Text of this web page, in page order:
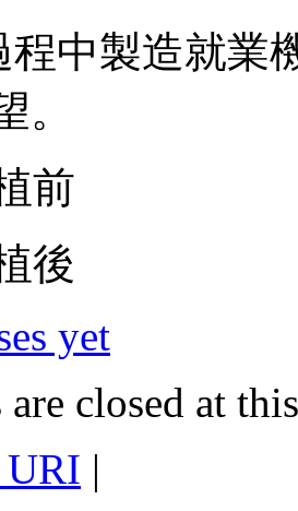
程中製造就業
。
前
後
yet
are closed at
URI |